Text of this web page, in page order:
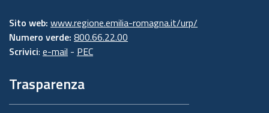
Sito web: www.regione.emilia-romagna.it/urp/
Numero verde: 800.66.22.00
Scrivici: e-mail - PEC
Trasparenza